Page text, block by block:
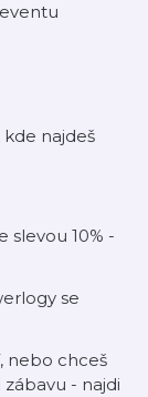
kde najdeš
slevou 10% -
se
nebo chceš
- najdi